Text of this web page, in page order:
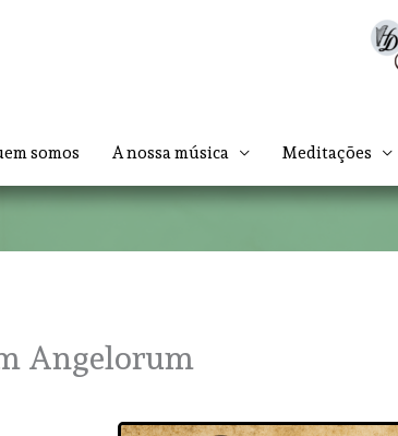
somos A nossa música Meditações
Angelorum